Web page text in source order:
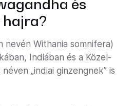
és
hajra?
nevén Withania somnifera)
Indiában és a Közel-
„indiai ginzengnek” is